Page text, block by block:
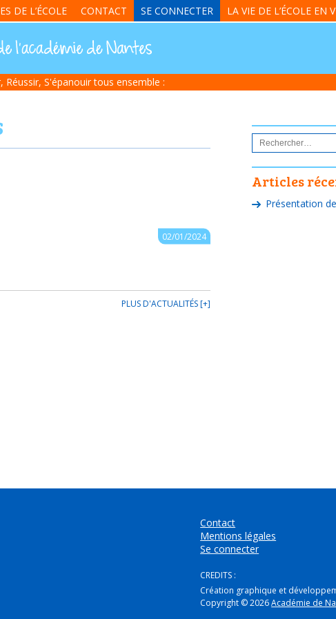
DE L’ÉCOLE CONTACT SE CONNECTER LA VIE DE L’ÉCOLE EN
Réussir, S'épanouir tous ensemble :
02/01/2024
PLUS D'ACTUALITÉS [+]
Articles
Présentation
Contact
Mentions légales
Se connecter
CREDITS :
Création graphique et
Copyright © 2026Académie de